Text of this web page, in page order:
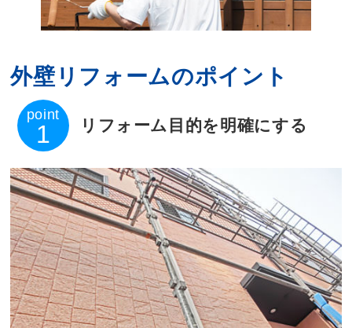
外壁リフォームのポイント
point
1 リフォーム目的を明確にする